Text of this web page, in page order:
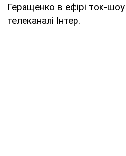
Геращенко в ефірі ток-
телеканалі Інтер.